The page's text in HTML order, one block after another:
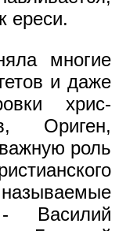
ереси.
многие
и даже
хрис-
Ориген,
роль
- Василий